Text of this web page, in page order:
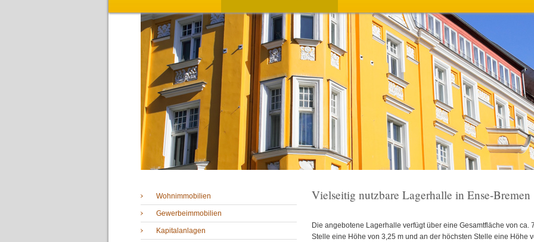
Wohnimmobilien
Gewerbeimmobilien
Kapitalanlagen
Vielseitig nutzbare Lagerhalle in Ense-Bremen
Die angebotene Lagerhalle verfügt über eine Gesamtfläche von ca.
Stelle eine Höhe von 3,25 m und an der höchsten Stelle eine Höhe